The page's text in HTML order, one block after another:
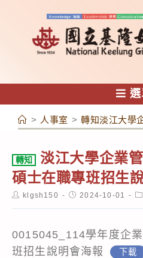
容
選
> 人事室 > 轉知淡江大學
轉知
淡江大學企業
碩士在職專班招生
Postklgsh150
Post2024-10-01
0015045_114學年度企
班招生說明會海報
下載